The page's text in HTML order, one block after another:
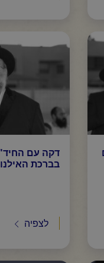
דקה עם
בברכת
לצפיה